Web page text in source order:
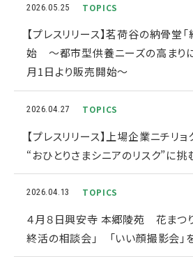
2026.05.25 TOPICS
【プレスリリース】茗荷谷の納骨堂
始 〜都市型供養ニーズの高まり
月1日より販売開始〜
2026.04.27 TOPICS
【プレスリリース】上場企業ニチリ
“おひとりさまシニアのリスク”に挑
2026.04.13 TOPICS
４月８日興安寺 本郷陵苑 花まつ
終活の相談会」 「いい顔撮影会」